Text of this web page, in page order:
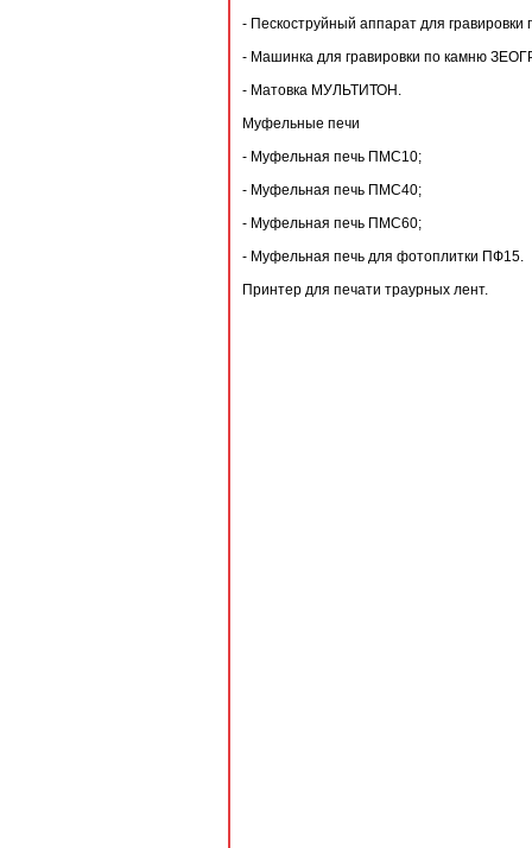
- Пескоструйный аппарат для гравировки
- Машинка для гравировки по камню
- Матовка МУЛЬТИТОН.
Муфельные печи
- Муфельная печь ПМС10;
- Муфельная печь ПМC40;
- Муфельная печь ПМС60;
- Муфельная печь для фотоплитки ПФ15.
Принтер для печати траурных лент.